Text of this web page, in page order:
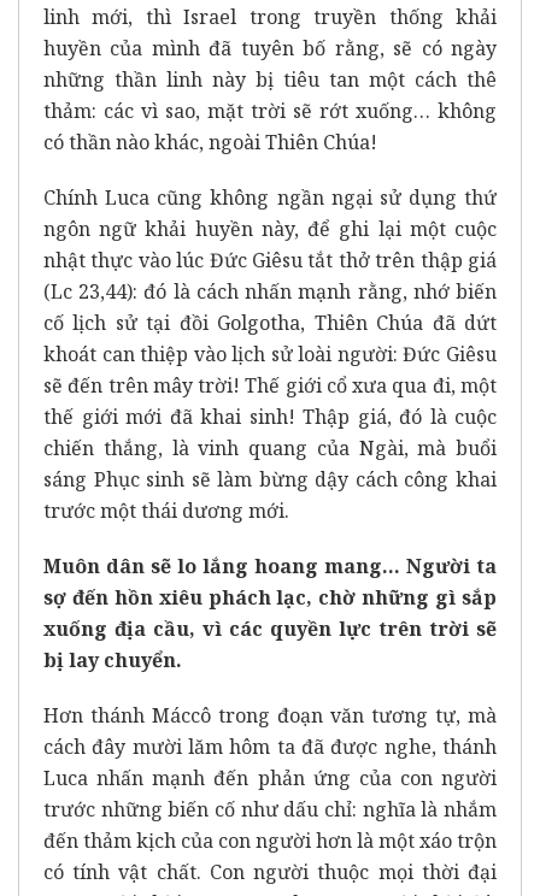
linh mới, thì Israel trong truyền thống khải
huyền của mình đã tuyên bố rằng, sẽ có ngày
những thần linh này bị tiêu tan một cách thê
thảm: các vì sao, mặt trời sẽ rớt xuống… không
có thần nào khác, ngoài Thiên Chúa!
Chính Luca cũng không ngần ngại sử dụng thứ
ngôn ngữ khải huyền này, để ghi lại một cuộc
nhật thực vào lúc Đức Giêsu tắt thở trên thập giá
(Lc 23,44): đó là cách nhấn mạnh rằng, nhớ biến
cố lịch sử tại đồi Golgotha, Thiên Chúa đã dứt
khoát can thiệp vào lịch sử loài người: Đức Giêsu
sẽ đến trên mây trời! Thế giới cổ xưa qua đi, một
thế giới mới đã khai sinh! Thập giá, đó là cuộc
chiến thắng, là vinh quang của Ngài, mà buổi
sáng Phục sinh sẽ làm bừng dậy cách công khai
trước một thái dương mới.
Muôn dân sẽ lo lắng hoang mang… Người ta
sợ đến hồn xiêu phách lạc, chờ những gì sắp
xuống địa cầu, vì các quyền lực trên trời sẽ
bị lay chuyển.
Hơn thánh Máccô trong đoạn văn tương tự, mà
cách đây mười lăm hôm ta đã được nghe, thánh
Luca nhấn mạnh đến phản ứng của con người
trước những biến cố như dấu chỉ: nghĩa là nhắm
đến thảm kịch của con người hơn là một xáo trộn
có tính vật chất. Con người thuộc mọi thời đại